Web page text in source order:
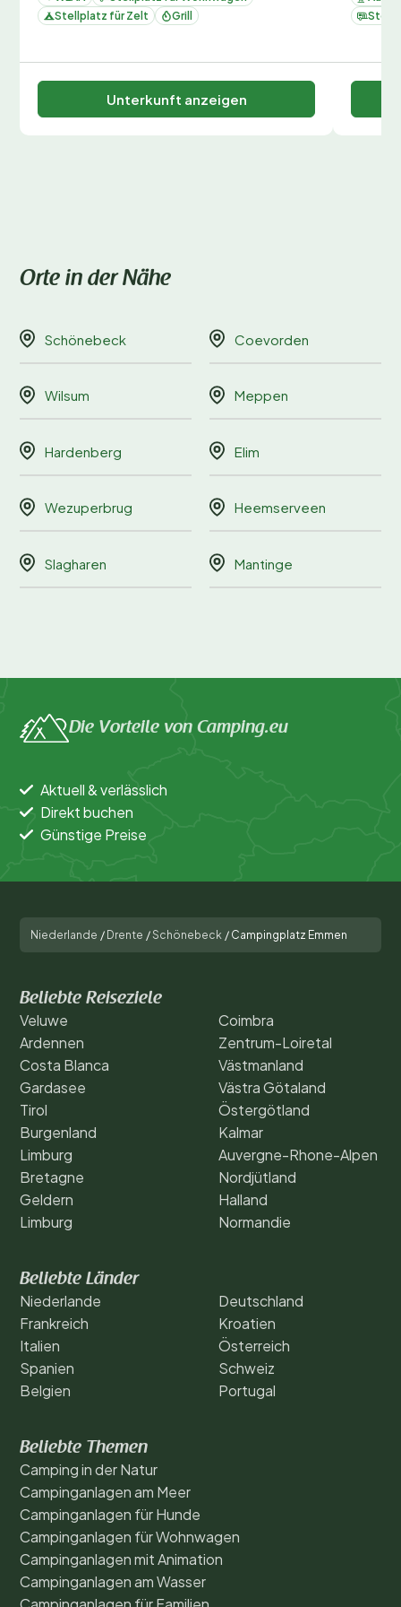
Stellplatz für Zelt
Grill
Unterkunft anzeigen
Orte in der Nähe
Schönebeck Coevorden
Wilsum Meppen
Hardenberg Elim
Wezuperbrug Heemserveen
Slagharen Mantinge
Die Vorteile von Camping.eu
Aktuell & verlässlich
Direkt buchen
Günstige Preise
Niederlande / Drente /Schönebeck / Campingplatz Emmen
Beliebte Reiseziele
Veluwe
Ardennen
Costa Blanca
Gardasee
Tirol
Burgenland
Limburg
Bretagne
Geldern
Limburg
Coimbra
Zentrum-Loiretal
Västmanland
Västra Götaland
Östergötland
Kalmar
Auvergne-Rhone-Alpen
Nordjütland
Halland
Normandie
Beliebte Länder
Niederlande
Frankreich
Italien
Spanien
Belgien
Deutschland
Kroatien
Österreich
Schweiz
Portugal
Beliebte Themen
Camping in der Natur
Campinganlagen am Meer
Campinganlagen für Hunde
Campinganlagen für Wohnwagen
Campinganlagen mit Animation
Campinganlagen am Wasser